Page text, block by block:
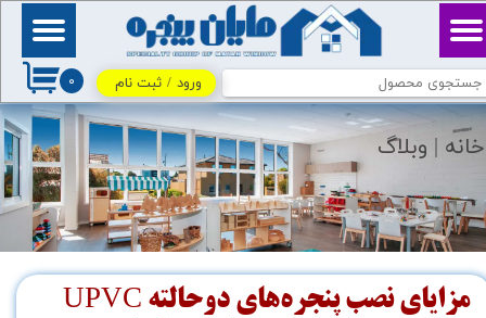
بِسْمِ ٱللَّٰهِ ٱلرَّحْمَٰنِ
ٱلرَّحِيمِ / اللهم اكفني
بحلالك عن حرامك، وأغنني
بفضلك عمَّن سواك
۰ ورود / ثبت نام
حساب کاربری من
تغییر گذر واژه
سفارشات
خروج از حساب کاربری
خانه | وبلاگ
مزایای نصب پنجره‌های دوحالته UPVC